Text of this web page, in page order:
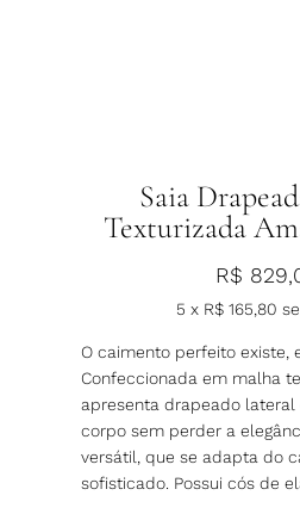
Saia
Texturizada
R$
5 x R$ 165,80
O caimento perfeito existe,
Confeccionada em malha
apresenta drapeado lateral
corpo sem perder a
versátil, que se adapta do
sofisticado. Possui cós de